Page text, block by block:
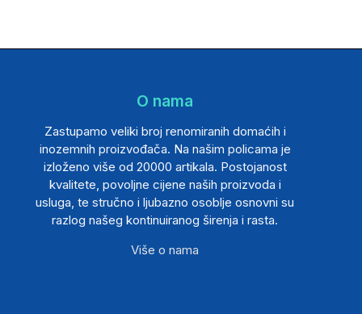
O nama
Zastupamo veliki broj renomiranih domaćih i
inozemnih proizvođača. Na našim policama je
izloženo više od 20000 artikala. Postojanost
kvalitete, povoljne cijene naših proizvoda i
usluga, te stručno i ljubazno osoblje osnovni su
razlog našeg kontinuiranog širenja i rasta.
Više o nama